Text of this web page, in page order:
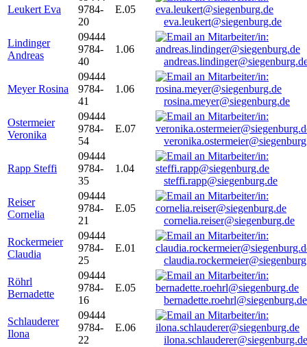
Leukert Eva
9784-
20
E.05
eva.leukert@siegenburg.de
Lindinger
Andreas
09444
9784-
40
1.06
Meyer Rosina
09444
9784-
41
1.06
rosina.meyer@siegenburg.de
Ostermeier
Veronika
09444
9784-
54
E.07
Rapp Steffi
09444
9784-
35
1.04
steffi.rapp@siegenburg.de
Reiser
Cornelia
09444
9784-
21
E.05
cornelia.reiser@siegenburg.de
Rockermeier
Claudia
09444
9784-
25
E.01
Röhrl
Bernadette
09444
9784-
16
E.05
bernadette.roehrl@siegenburg.de
Schlauderer
Ilona
09444
9784-
22
E.06
ilona.schlauderer@siegenburg.de